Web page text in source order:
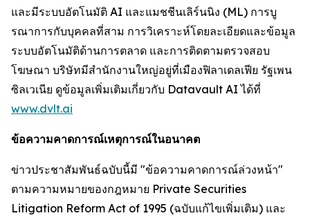
และมีระบบอัตโนมัติ AI และแมชชีนเลิร์นนิง (ML) การบู
รณาการกับบุคคลที่สาม การวิเคราะห์โดยละเอียดและข้อมูล
ระบบอัตโนมัติด้านการตลาด และการติดตามตรวจสอบ
โฆษณา บริษัทมีสำนักงานใหญ่อยู่ที่เมืองฟิลาเดลเฟีย รัฐเพน
ซิลเวเนีย ดูข้อมูลเพิ่มเติมเกี่ยวกับ Datavault AI ได้ที่
www.dvlt.ai
ข้อความคาดการณ์เหตุการณ์ในอนาคต
ข่าวประชาสัมพันธ์ฉบับนี้มี "ข้อความคาดการณ์ล่วงหน้า"
ตามความหมายของกฎหมาย Private Securities
Litigation Reform Act of 1995 (ฉบับแก้ไขเพิ่มเติม) และ